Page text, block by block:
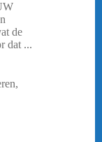
de
dat ...
,